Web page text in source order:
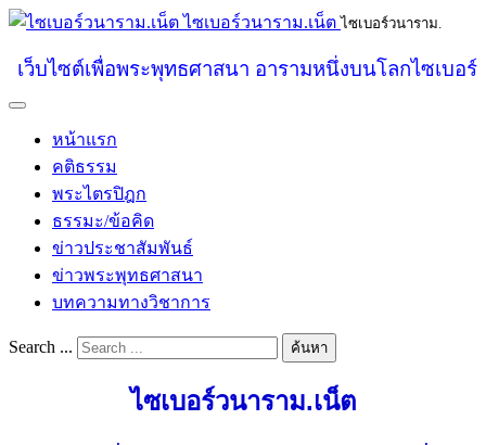
ไซเบอร์วนาราม.เน็ต ไซเบอร์วนาราม.
เว็บไซต์เพื่อพระพุทธศาสนา อารามหนึ่งบนโลกไซเบอร์
หน้าแรก
คติธรรม
พระไตรปิฎก
ธรรมะ/ข้อคิด
ข่าวประชาสัมพันธ์
ข่าวพระพุทธศาสนา
บทความทางวิชาการ
Search ... ค้นหา
ไซเบอร์วนาราม.เน็ต